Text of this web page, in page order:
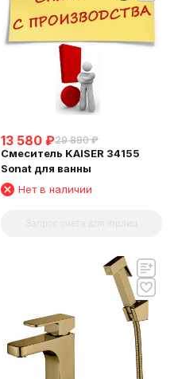
13 580 ₽29 880 ₽
Смеситель KAISER 34155
Sonat для ванны
Нет в наличии